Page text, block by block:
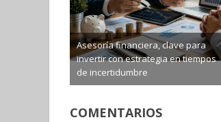
Asesoría financiera, clave para
invertir con estrategia en tiempos
de incertidumbre
COMENTARIOS